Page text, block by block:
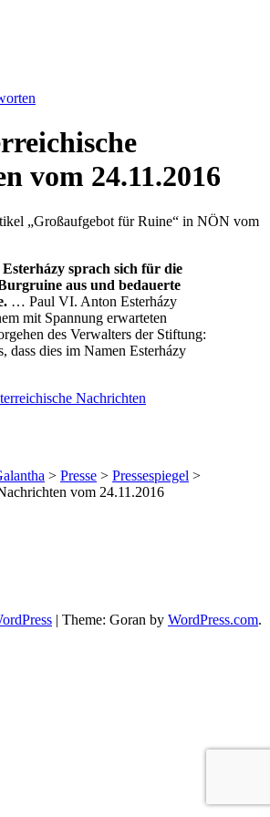
de Galantha
vom 24.11.2016
„Großaufgebot für Ruine“ in NÖN vom
sprach sich für die
aus und bedauerte
… Paul VI. Anton Esterházy
mit Spannung erwarteten
des Verwalters der Stiftung:
dass dies im Namen Esterházy
Nachrichten
> Presse > Pressespiegel >
vom 24.11.2016
| Theme: Goran by WordPress.com.